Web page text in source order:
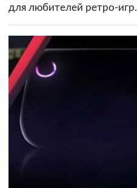
для любителей ретро-игр.